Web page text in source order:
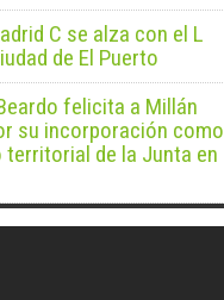
C se alza con el L
de El Puerto
felicita a Millán
su incorporación como
territorial de la Junta en